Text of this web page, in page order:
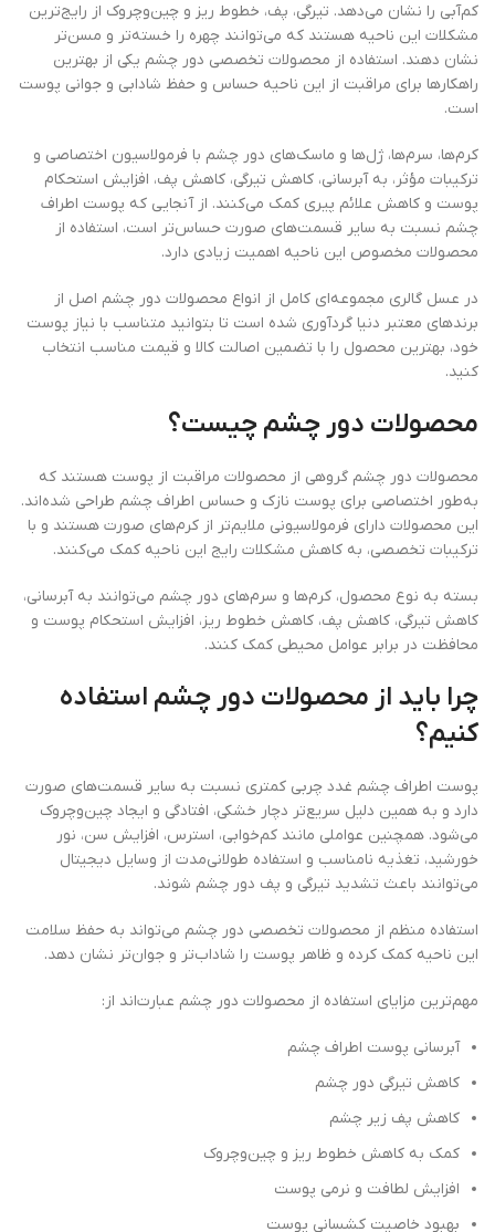
کم‌آبی را نشان می‌دهد. تیرگی، پف، خطوط ریز و چین‌وچروک از رایج‌ترین
مشکلات این ناحیه هستند که می‌توانند چهره را خسته‌تر و مسن‌تر
نشان دهند. استفاده از محصولات تخصصی دور چشم یکی از بهترین
راهکارها برای مراقبت از این ناحیه حساس و حفظ شادابی و جوانی پوست
است.
کرم‌ها، سرم‌ها، ژل‌ها و ماسک‌های دور چشم با فرمولاسیون اختصاصی و
ترکیبات مؤثر، به آبرسانی، کاهش تیرگی، کاهش پف، افزایش استحکام
پوست و کاهش علائم پیری کمک می‌کنند. از آنجایی که پوست اطراف
چشم نسبت به سایر قسمت‌های صورت حساس‌تر است، استفاده از
محصولات مخصوص این ناحیه اهمیت زیادی دارد.
در عسل گالری مجموعه‌ای کامل از انواع محصولات دور چشم اصل از
برندهای معتبر دنیا گردآوری شده است تا بتوانید متناسب با نیاز پوست
خود، بهترین محصول را با تضمین اصالت کالا و قیمت مناسب انتخاب
کنید.
محصولات دور چشم چیست؟
محصولات دور چشم گروهی از محصولات مراقبت از پوست هستند که
به‌طور اختصاصی برای پوست نازک و حساس اطراف چشم طراحی شده‌اند.
این محصولات دارای فرمولاسیونی ملایم‌تر از کرم‌های صورت هستند و با
ترکیبات تخصصی، به کاهش مشکلات رایج این ناحیه کمک می‌کنند.
بسته به نوع محصول، کرم‌ها و سرم‌های دور چشم می‌توانند به آبرسانی،
کاهش تیرگی، کاهش پف، کاهش خطوط ریز، افزایش استحکام پوست و
محافظت در برابر عوامل محیطی کمک کنند.
چرا باید از محصولات دور چشم استفاده
کنیم؟
پوست اطراف چشم غدد چربی کمتری نسبت به سایر قسمت‌های صورت
دارد و به همین دلیل سریع‌تر دچار خشکی، افتادگی و ایجاد چین‌وچروک
می‌شود. همچنین عواملی مانند کم‌خوابی، استرس، افزایش سن، نور
خورشید، تغذیه نامناسب و استفاده طولانی‌مدت از وسایل دیجیتال
می‌توانند باعث تشدید تیرگی و پف دور چشم شوند.
استفاده منظم از محصولات تخصصی دور چشم می‌تواند به حفظ سلامت
این ناحیه کمک کرده و ظاهر پوست را شاداب‌تر و جوان‌تر نشان دهد.
مهم‌ترین مزایای استفاده از محصولات دور چشم عبارت‌اند از:
آبرسانی پوست اطراف چشم
کاهش تیرگی دور چشم
کاهش پف زیر چشم
کمک به کاهش خطوط ریز و چین‌وچروک
افزایش لطافت و نرمی پوست
بهبود خاصیت کشسانی پوست